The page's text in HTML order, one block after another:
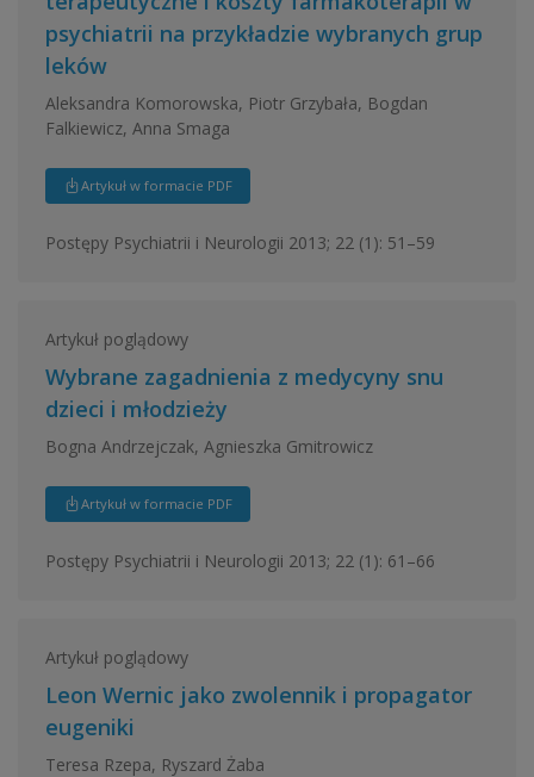
psychiatrii na przykładzie wybranych grup
leków
Aleksandra Komorowska, Piotr Grzybała, Bogdan
Falkiewicz, Anna Smaga
Artykuł w formacie PDF
Postępy Psychiatrii i Neurologii 2013; 22 (1): 51–59
Artykuł poglądowy
Wybrane zagadnienia z medycyny snu
dzieci i młodzieży
Bogna Andrzejczak, Agnieszka Gmitrowicz
Artykuł w formacie PDF
Postępy Psychiatrii i Neurologii 2013; 22 (1): 61–66
Artykuł poglądowy
Leon Wernic jako zwolennik i propagator
eugeniki
Teresa Rzepa, Ryszard Żaba